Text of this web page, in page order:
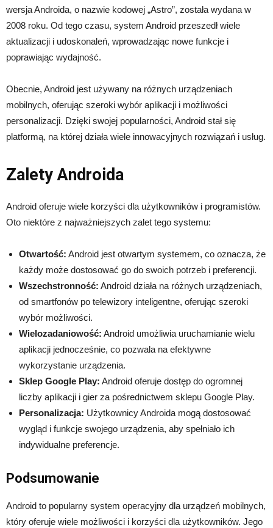
wersja Androida, o nazwie kodowej „Astro”, została wydana w
2008 roku. Od tego czasu, system Android przeszedł wiele
aktualizacji i udoskonaleń, wprowadzając nowe funkcje i
poprawiając wydajność.
Obecnie, Android jest używany na różnych urządzeniach
mobilnych, oferując szeroki wybór aplikacji i możliwości
personalizacji. Dzięki swojej popularności, Android stał się
platformą, na której działa wiele innowacyjnych rozwiązań i usług.
Zalety Androida
Android oferuje wiele korzyści dla użytkowników i programistów.
Oto niektóre z najważniejszych zalet tego systemu:
Otwartość: Android jest otwartym systemem, co oznacza, że
każdy może dostosować go do swoich potrzeb i preferencji.
Wszechstronność: Android działa na różnych urządzeniach,
od smartfonów po telewizory inteligentne, oferując szeroki
wybór możliwości.
Wielozadaniowość: Android umożliwia uruchamianie wielu
aplikacji jednocześnie, co pozwala na efektywne
wykorzystanie urządzenia.
Sklep Google Play: Android oferuje dostęp do ogromnej
liczby aplikacji i gier za pośrednictwem sklepu Google Play.
Personalizacja: Użytkownicy Androida mogą dostosować
wygląd i funkcje swojego urządzenia, aby spełniało ich
indywidualne preferencje.
Podsumowanie
Android to popularny system operacyjny dla urządzeń mobilnych,
który oferuje wiele możliwości i korzyści dla użytkowników. Jego